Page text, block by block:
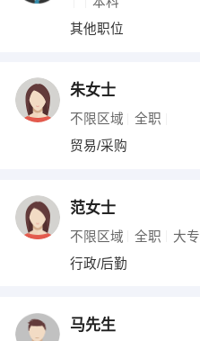
其他职位
朱女士
不限区域 全职
贸易/采购
范女士
不限区域 全职 大专
行政/后勤
马先生